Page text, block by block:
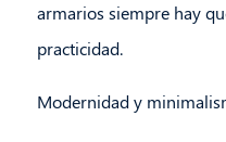
armarios siempre hay
practicidad.
Modernidad y